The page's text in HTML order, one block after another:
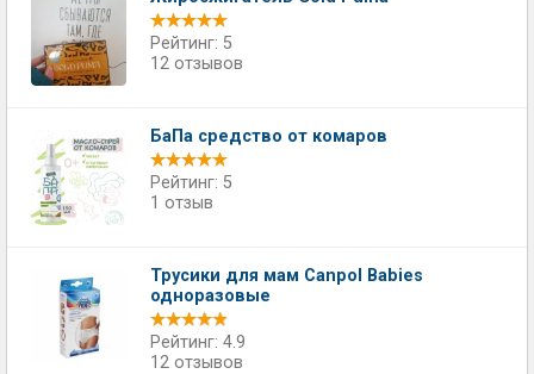
Рейтинг: 5
12 отзывов
БаПа средство от комаров
Рейтинг: 5
1 отзыв
Трусики для мам Canpol Babies
одноразовые
Рейтинг: 4.9
12 отзывов